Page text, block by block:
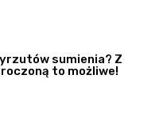
sumienia? Z
to możliwe!